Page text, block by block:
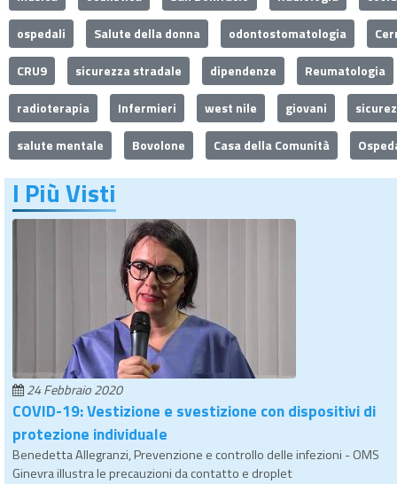
ospedali
Salute della donna odontostomatologia
CRU9
sicurezza stradale dipendenze
Reumatologia
radioterapia
Infermieri west nile giovani
salute mentale
Bovolone Casa della Comunità
I Più Visti
24 Febbraio 2020
COVID-19: Vestizione e svestizione con dispositivi di
protezione individuale
Benedetta Allegranzi, Prevenzione e controllo delle infezioni - OMS
Ginevra illustra le precauzioni da contatto e droplet